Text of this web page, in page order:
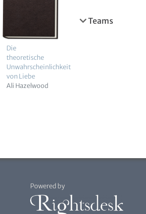
Die
theoretische
Unwahrscheinlichkeit
von Liebe
Ali Hazelwood
Teams
Powered by